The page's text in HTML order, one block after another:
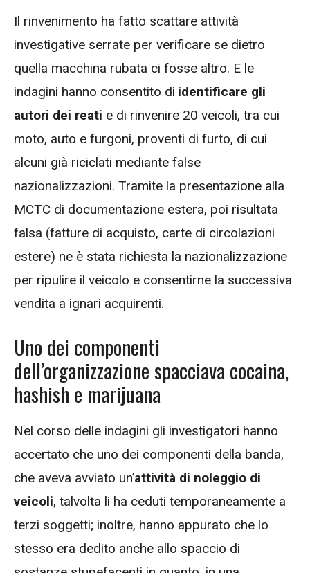
Il rinvenimento ha fatto scattare attività
investigative serrate per verificare se dietro
quella macchina rubata ci fosse altro. E le
indagini hanno consentito di identificare gli
autori dei reati e di rinvenire 20 veicoli, tra cui
moto, auto e furgoni, proventi di furto, di cui
alcuni già riciclati mediante false
nazionalizzazioni. Tramite la presentazione alla
MCTC di documentazione estera, poi risultata
falsa (fatture di acquisto, carte di circolazioni
estere) ne è stata richiesta la nazionalizzazione
per ripulire il veicolo e consentirne la successiva
vendita a ignari acquirenti.
Uno dei componenti
dell’organizzazione spacciava cocaina,
hashish e marijuana
Nel corso delle indagini gli investigatori hanno
accertato che uno dei componenti della banda,
che aveva avviato un’attività di noleggio di
veicoli, talvolta li ha ceduti temporaneamente a
terzi soggetti; inoltre, hanno appurato che lo
stesso era dedito anche allo spaccio di